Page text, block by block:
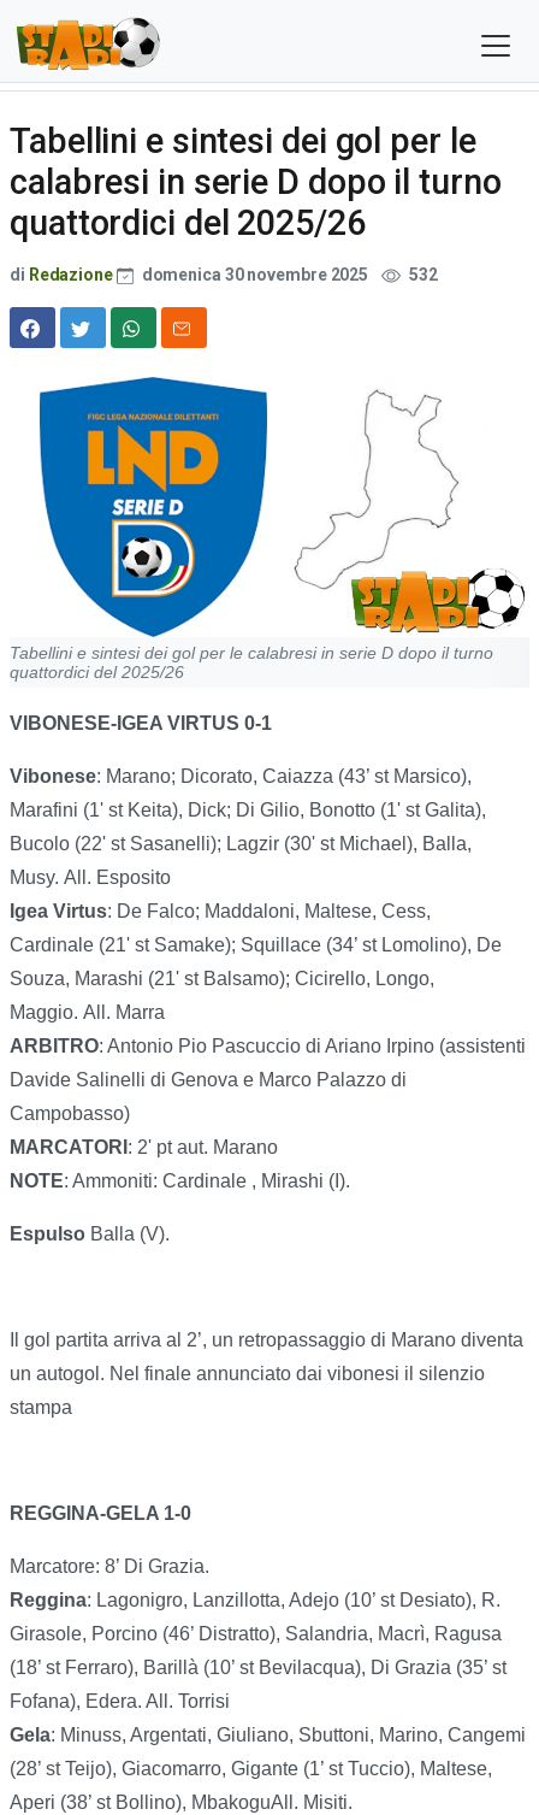
Tabellini e sintesi dei gol per le
calabresi in serie D dopo il turno
quattordici del 2025/26
di Redazione domenica 30 novembre 2025 532
Tabellini e sintesi dei gol per le calabresi in serie D dopo il turno
quattordici del 2025/26
VIBONESE-IGEA VIRTUS 0-1
Vibonese: Marano; Dicorato, Caiazza (43’ st Marsico),
Marafini (1' st Keita), Dick; Di Gilio, Bonotto (1' st Galita),
Bucolo (22' st Sasanelli); Lagzir (30' st Michael), Balla,
Musy. All. Esposito
Igea Virtus: De Falco; Maddaloni, Maltese, Cess,
Cardinale (21' st Samake); Squillace (34’ st Lomolino), De
Souza, Marashi (21' st Balsamo); Cicirello, Longo,
Maggio. All. Marra
ARBITRO: Antonio Pio Pascuccio di Ariano Irpino (assistenti
Davide Salinelli di Genova e Marco Palazzo di
Campobasso)
MARCATORI : 2' pt aut. Marano
NOTE: Ammoniti: Cardinale , Mirashi (I).
Espulso Balla (V).
Il gol partita arriva al 2’, un retropassaggio di Marano diventa
un autogol. Nel finale annunciato dai vibonesi il silenzio
stampa
REGGINA-GELA 1-0
Marcatore: 8’ Di Grazia.
Reggina: Lagonigro, Lanzillotta, Adejo (10’ st Desiato), R.
Girasole, Porcino (46’ Distratto), Salandria, Macrì, Ragusa
(18’ st Ferraro), Barillà (10’ st Bevilacqua), Di Grazia (35’ st
Fofana), Edera. All. Torrisi
Gela: Minuss, Argentati, Giuliano, Sbuttoni, Marino, Cangemi
(28’ st Teijo), Giacomarro, Gigante (1’ st Tuccio), Maltese,
Aperi (38’ st Bollino), MbakoguAll. Misiti.